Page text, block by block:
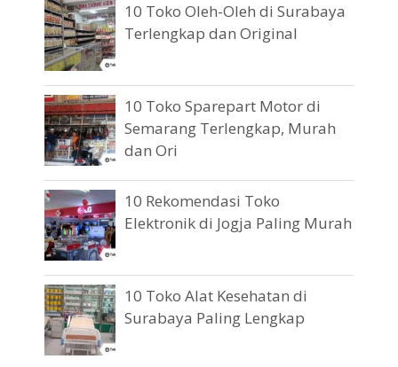
10 Toko Oleh-Oleh di Surabaya
Terlengkap dan Original
10 Toko Sparepart Motor di
Semarang Terlengkap, Murah
dan Ori
10 Rekomendasi Toko
Elektronik di Jogja Paling Murah
10 Toko Alat Kesehatan di
Surabaya Paling Lengkap